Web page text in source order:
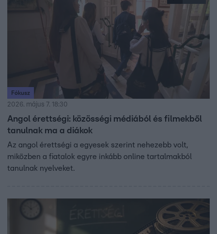
Fókusz
2026. május 7. 18:30
Angol érettségi: közösségi médiából és filmekből
tanulnak ma a diákok
Az angol érettségi a egyesek szerint nehezebb volt,
miközben a fiatalok egyre inkább online tartalmakból
tanulnak nyelveket.